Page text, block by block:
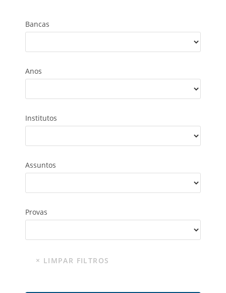
Bancas
Anos
Institutos
Assuntos
Provas